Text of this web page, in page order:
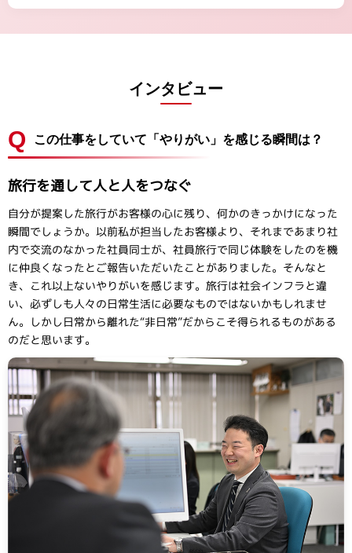
インタビュー
Q この仕事をしていて「やりがい」を感じる瞬間は？
旅行を通して人と人をつなぐ
自分が提案した旅行がお客様の心に残り、何かのきっかけになった
瞬間でしょうか。以前私が担当したお客様より、それまであまり社
内で交流のなかった社員同士が、社員旅行で同じ体験をしたのを機
に仲良くなったとご報告いただいたことがありました。そんなと
き、これ以上ないやりがいを感じます。旅行は社会インフラと違
い、必ずしも人々の日常生活に必要なものではないかもしれませ
ん。しかし日常から離れた“非日常”だからこそ得られるものがある
のだと思います。